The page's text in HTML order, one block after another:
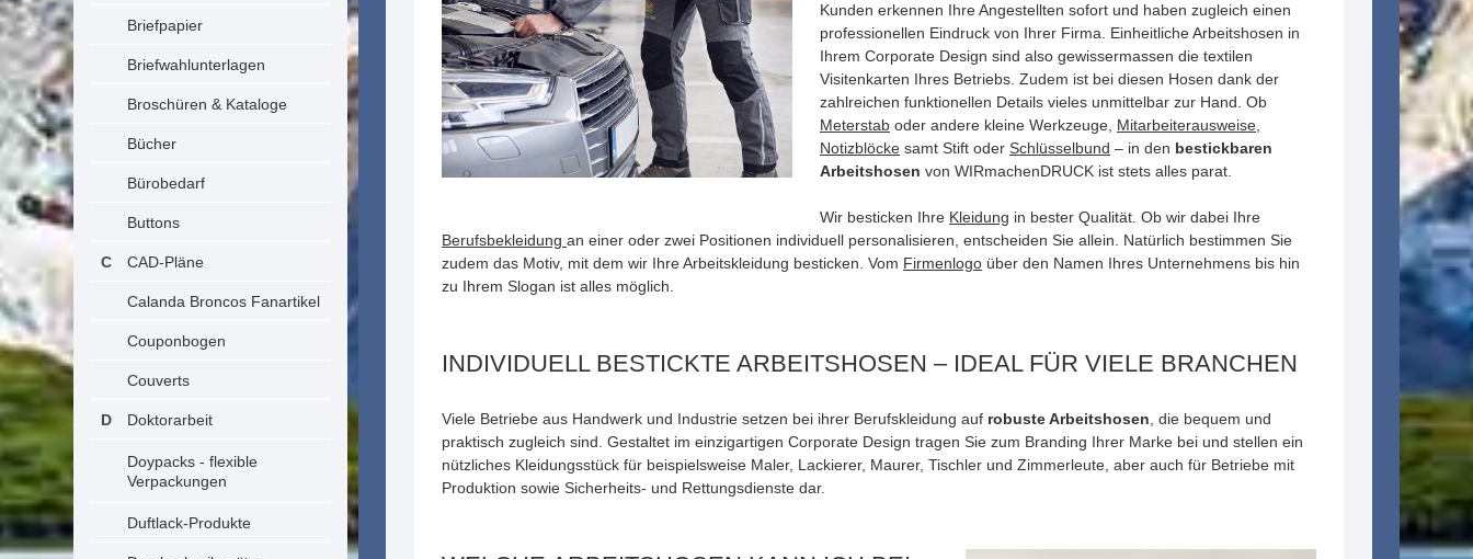
Briefpapier
Briefwahlunterlagen
Broschüren & Kataloge
Bücher
Bürobedarf
Buttons
CAD-Pläne
Calanda Broncos Fanartikel
Couponbogen
Couverts
Doktorarbeit
Doypacks - flexible
Verpackungen
Duftlack-Produkte
Kunden erkennen Ihre Angestellten sofort und haben zugleich einen
professionellen Eindruck von Ihrer Firma. Einheitliche Arbeitshosen in
Ihrem Corporate Design sind also gewissermassen die textilen
Visitenkarten Ihres Betriebs. Zudem ist bei diesen Hosen dank der
zahlreichen funktionellen Details vieles unmittelbar zur Hand. Ob
Meterstab oder andere kleine Werkzeuge, Mitarbeiterausweise
Notizblöcke samt Stift oder Schlüsselbund – in den bestickbaren
Arbeitshosen von WIRmachenDRUCK ist stets alles parat.
Wir besticken Ihre Kleidung in bester Qualität. Ob wir dabei Ihre
Berufsbekleidung an einer oder zwei Positionen individuell personalisieren, entscheiden Sie allein. Natürlich bestimmen Sie
zudem das Motiv, mit dem wir Ihre Arbeitskleidung besticken. Vom Firmenlogo über den Namen Ihres Unternehmens bis hin
zu Ihrem Slogan ist alles möglich.
INDIVIDUELL BESTICKTE ARBEITSHOSEN – IDEAL FÜR VIELE BRANCHEN
Viele Betriebe aus Handwerk und Industrie setzen bei ihrer Berufskleidung auf robuste Arbeitshosen , die bequem und
praktisch zugleich sind. Gestaltet im einzigartigen Corporate Design tragen Sie zum Branding Ihrer Marke bei und stellen ein
nützliches Kleidungsstück für beispielsweise Maler, Lackierer, Maurer, Tischler und Zimmerleute, aber auch für Betriebe mit
Produktion sowie Sicherheits- und Rettungsdienste dar.